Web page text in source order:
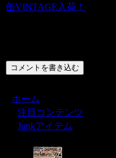
缶VINTAGE入荷！
コメントを書き込む
ホーム
注目コンテンツ
Junkアイテム